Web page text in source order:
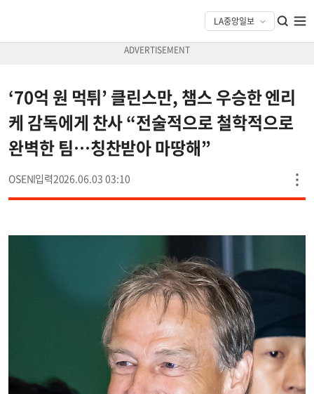
‘70억 원 먹튀’ 클린스만, 챔스 우승한 엔리
케 감독에게 찬사 “전술적으로 철학적으로
완벽한 팀…칭찬받아 마땅해”
OSEN 2026.06.03 03:10